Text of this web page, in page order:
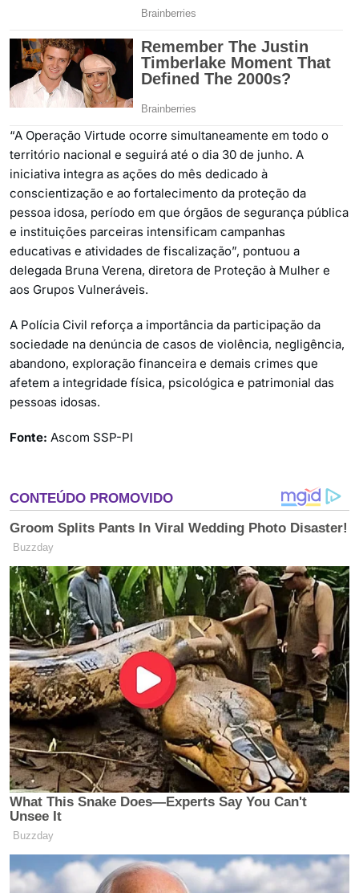
“A Operação Virtude ocorre simultaneamente em todo o
território nacional e seguirá até o dia 30 de junho. A
iniciativa integra as ações do mês dedicado à
conscientização e ao fortalecimento da proteção da
pessoa idosa, período em que órgãos de segurança pública
e instituições parceiras intensificam campanhas
educativas e atividades de fiscalização”, pontuou a
delegada Bruna Verena, diretora de Proteção à Mulher e
aos Grupos Vulneráveis.
A Polícia Civil reforça a importância da participação da
sociedade na denúncia de casos de violência, negligência,
abandono, exploração financeira e demais crimes que
afetem a integridade física, psicológica e patrimonial das
pessoas idosas.
Fonte: Ascom SSP-PI